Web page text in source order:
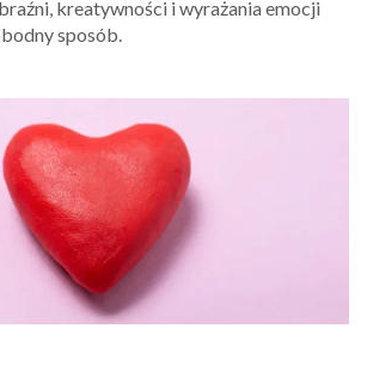
kreatywności i wyrażania emocji
sposób.